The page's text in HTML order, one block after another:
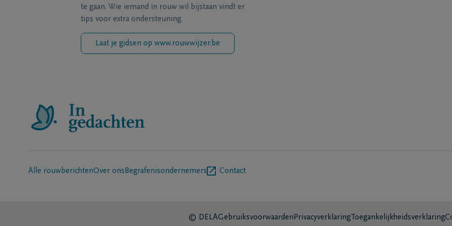
te gaan. Wie iemand in rouw wil bijstaan vindt er
tips voor extra ondersteuning.
Laat je gidsen op www.rouwwijzer.be
Alle rouwberichtenOver ons Begrafenisondernemers Contact
© DELAGebruiksvoorwaarden Privacyverklaring Toegankelijkheidsverklaring